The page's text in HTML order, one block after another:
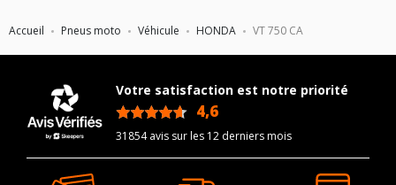
Accueil Pneus moto Véhicule HONDA VT 750 CA
Votre satisfaction est notre priorité
4,6
31854 avis sur les 12 derniers mois